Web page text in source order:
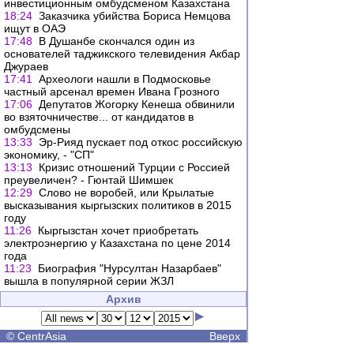
инвестиционным омбудсменом Казахстана
18:24 Заказчика убийства Бориса Немцова
ищут в ОАЭ
17:48 В Душанбе скончался один из
основателей таджикского телевидения Акбар
Джураев
17:41
Археологи нашли в Подмосковье
частный арсенал времен Ивана Грозного
17:06 Депутатов Жогорку Кенеша обвинили
во взяточничестве... от кандидатов в
омбудсмены
13:33
Эр-Рияд пускает под откос российскую
экономику, - "СП"
13:13
Кризис отношений Турции с Россией
преувеличен? - Гюнтай Шимшек
12:29 Слово не воробей, или Крылатые
высказывания кыргызских политиков в 2015
году
11:26 Кыргызстан хочет приобретать
электроэнергию у Казахстана по цене 2014
года
11:23
Биография "Нурсултан Назарбаев"
вышла в популярной серии ЖЗЛ
Архив
© CentrAsia Вверх